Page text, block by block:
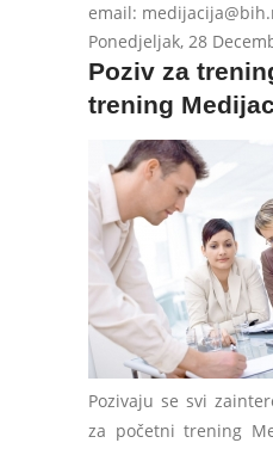
email:
Ponedjeljak, 28
Poziv za
trening
Pozivaju se svi
za početni trening